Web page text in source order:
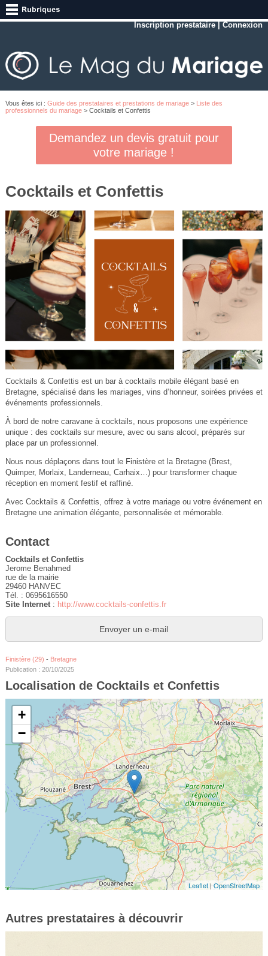
Inscription prestataire |Connexion
Vous êtes ici : Guide des prestataires et prestations de mariage> Liste des
professionnels du mariage> Cocktails et Confettis
Demandez un devis gratuit pour
votre mariage !
Cocktails et Confettis
Cocktails & Confettis est un bar à cocktails mobile élégant basé en
Bretagne, spécialisé dans les mariages, vins d’honneur, soirées privées et
événements professionnels.
À bord de notre caravane à cocktails, nous proposons une expérience
unique : des cocktails sur mesure, avec ou sans alcool, préparés sur
place par un professionnel.
Nous nous déplaçons dans tout le Finistère et la Bretagne (Brest,
Quimper, Morlaix, Landerneau, Carhaix…) pour transformer chaque
réception en moment festif et raffiné.
Avec Cocktails & Confettis, offrez à votre mariage ou votre événement en
Bretagne une animation élégante, personnalisée et mémorable.
Contact
Cocktails et Confettis
Jerome Benahmed
rue de la mairie
29460 HANVEC
Tél. : 0695616550
Site Internet: http://www.cocktails-confettis.fr
Envoyer un e-mail
Finistère (29) - Bretagne
Publication : 20/10/2025
Localisation de Cocktails et Confettis
+
−
Leaflet |OpenStreetMap
Autres prestataires à découvrir